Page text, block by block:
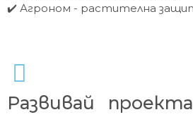
✔️ Агроном - растителна
Развивай